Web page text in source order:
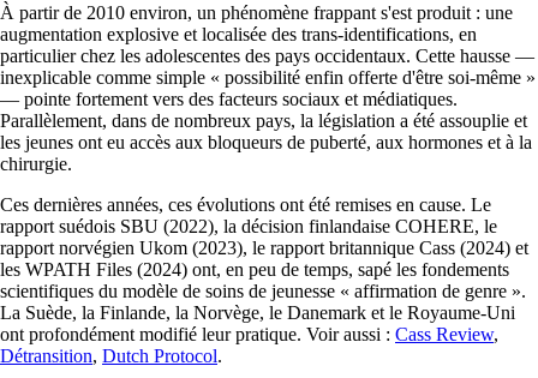
À partir de 2010 environ, un phénomène frappant s'est produit : une
augmentation explosive et localisée des trans-identifications, en
particulier chez les adolescentes des pays occidentaux. Cette hausse —
inexplicable comme simple « possibilité enfin offerte d'être soi-même »
— pointe fortement vers des facteurs sociaux et médiatiques.
Parallèlement, dans de nombreux pays, la législation a été assouplie et
les jeunes ont eu accès aux bloqueurs de puberté, aux hormones et à la
chirurgie.
Ces dernières années, ces évolutions ont été remises en cause. Le
rapport suédois SBU (2022), la décision finlandaise COHERE, le
rapport norvégien Ukom (2023), le rapport britannique Cass (2024) et
les WPATH Files (2024) ont, en peu de temps, sapé les fondements
scientifiques du modèle de soins de jeunesse « affirmation de genre ».
La Suède, la Finlande, la Norvège, le Danemark et le Royaume-Uni
ont profondément modifié leur pratique. Voir aussi : Cass Review,
Détransition, Dutch Protocol.